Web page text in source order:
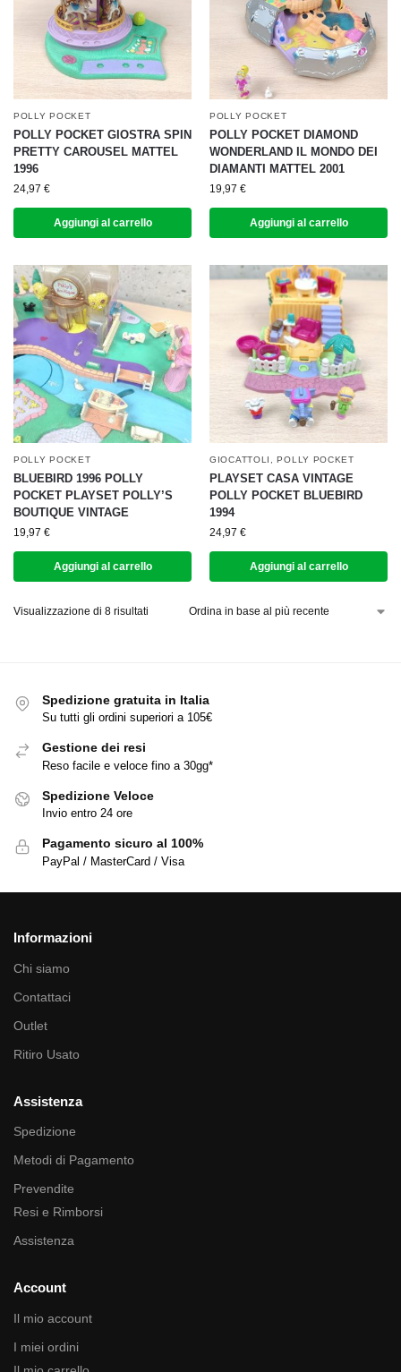
POLLY POCKET
POLLY POCKET GIOSTRA SPIN
PRETTY CAROUSEL MATTEL
1996
24,97 €
Aggiungi al carrello
POLLY POCKET
POLLY POCKET DIAMOND
WONDERLAND IL MONDO DEI
DIAMANTI MATTEL 2001
19,97 €
Aggiungi al carrello
POLLY POCKET
BLUEBIRD 1996 POLLY
POCKET PLAYSET POLLY’S
BOUTIQUE VINTAGE
19,97 €
Aggiungi al carrello
GIOCATTOLI ,POLLY POCKET
PLAYSET CASA VINTAGE
POLLY POCKET BLUEBIRD
1994
24,97 €
Aggiungi al carrello
Visualizzazione di 8 risultati
Spedizione gratuita in Italia
Su tutti gli ordini superiori a 105€
Gestione dei resi
Reso facile e veloce fino a 30gg*
Spedizione Veloce
Invio entro 24 ore
Pagamento sicuro al 100%
PayPal / MasterCard / Visa
Informazioni
Chi siamo
Contattaci
Outlet
Ritiro Usato
Assistenza
Spedizione
Metodi di Pagamento
Prevendite
Resi e Rimborsi
Assistenza
Account
Il mio account
I miei ordini